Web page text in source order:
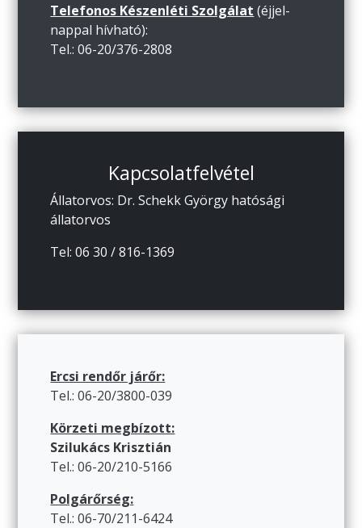
Telefonos Készenléti Szolgálat (éjjel-
nappal hívható):
Tel.: 06-20/376-2808
Kapcsolatfelvétel
Állatorvos: Dr. Schekk György hatósági
állatorvos
Tel: 06 30 / 816-1369
Ercsi rendőr járőr:
Tel.: 06-20/3800-039
Körzeti megbízott:
Szilukács Krisztián
Tel.: 06-20/210-5166
Polgárőrség:
Tel.: 06-70/211-6424